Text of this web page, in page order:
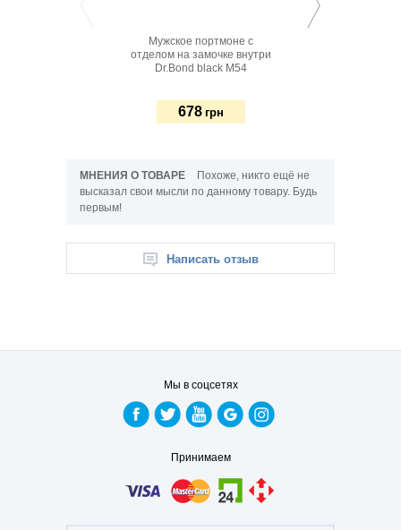
Мужское портмоне с
отделом на замочке внутри
Dr.Bond black M54
678 грн
МНЕНИЯ О ТОВАРЕ
Похоже, никто ещё не
высказал свои мысли по данному товару. Будь
первым!
Написать отзыв
Мы в соцсетях
Принимаем